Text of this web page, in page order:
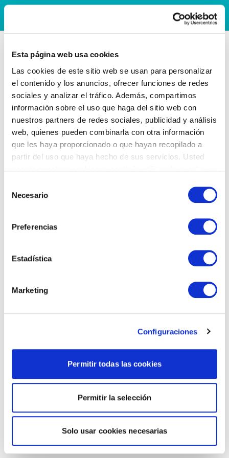
Esta página web usa cookies
Las cookies de este sitio web se usan para personalizar
el contenido y los anuncios, ofrecer funciones de redes
sociales y analizar el tráfico. Además, compartimos
información sobre el uso que haga del sitio web con
nuestros partners de redes sociales, publicidad y análisis
web, quienes pueden combinarla con otra información
que les haya proporcionado o que hayan recopilado a
partir del uso que haya hecho de sus servicios. Usted
Necesario
Preferencias
Estadística
Marketing
Configuraciones
Permitir todas las cookies
Permitir la selección
Solo usar cookies necesarias